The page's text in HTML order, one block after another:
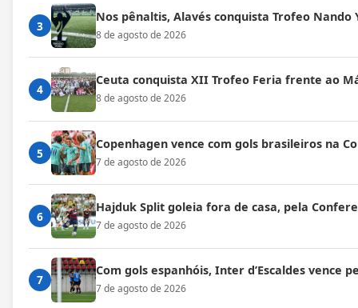
3
Nos pênaltis, Alavés conquista Trofeo Nando
8 de agosto de 2026
4
Ceuta conquista XII Trofeo Feria frente ao
8 de agosto de 2026
5
Copenhagen vence com gols brasileiros na
7 de agosto de 2026
6
Hajduk Split goleia fora de casa, pela
7 de agosto de 2026
7
Com gols espanhóis, Inter d’Escaldes vence
7 de agosto de 2026